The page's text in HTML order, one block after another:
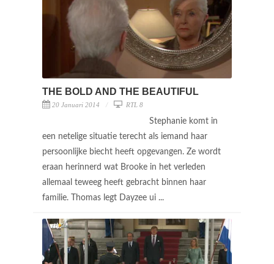
THE BOLD AND THE BEAUTIFUL
20 Januari 2014 RTL 8
Stephanie komt in
een netelige situatie terecht als iemand haar
persoonlijke biecht heeft opgevangen. Ze wordt
eraan herinnerd wat Brooke in het verleden
allemaal teweeg heeft gebracht binnen haar
familie. Thomas legt Dayzee ui ...